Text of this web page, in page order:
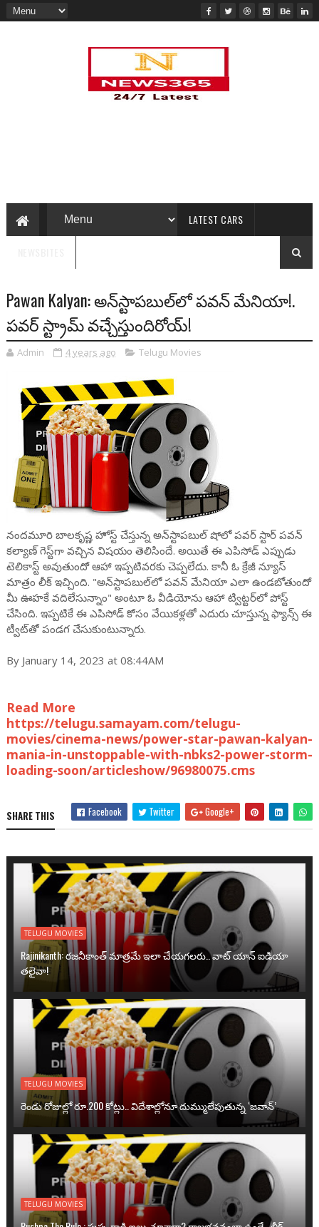
LATEST CARS
Pawan Kalyan: అన్‌స్టాపబుల్‌లో పవన్ మేనియా!.
పవర్ స్ట్రామ్ వచ్చేస్తుందిరోయ్!
Admin 4 years ago Telugu Movies
నందమూరి బాలకృష్ణ హోస్ట్ చేస్తున్న అన్‌స్టాపబుల్ షోలో పవర్ స్టార్ పవన్
కల్యాణ్ గెస్ట్‌గా వచ్చిన విషయం తెలిసిందే. అయితే ఈ ఎపిసోడ్ ఎప్పుడు
టెలికాస్ట్ అవుతుందో ఆహా ఇప్పటివరకు చెప్పలేదు. కానీ ఓ క్రేజీ న్యూస్
మాత్రం లీక్ ఇచ్చింది. "అన్‌స్టాపబుల్‌లో పవన్ మేనియా ఎలా ఉండబోతుందో
మీ ఊహకే వదిలేసున్నాం" అంటూ ఓ వీడియోను ఆహా ట్విట్టర్‌లో పోస్ట్
చేసింది. ఇప్పటికే ఈ ఎపిసోడ్ కోసం వేయికళ్లతో ఎదురు చూస్తున్న ఫ్యాన్స్ ఈ
ట్వీట్‌తో పండగ చేసుకుంటున్నారు.
By January 14, 2023 at 08:44AM
Read More
https://telugu.samayam.com/telugu-
movies/cinema-news/power-star-pawan-kalyan-
mania-in-unstoppable-with-nbks2-power-storm-
loading-soon/articleshow/96980075.cms
SHARE THIS Facebook Twitter Google+
TELUGU MOVIES
Rajinikanth: రజనీకాంత్ మాత్రమే ఇలా చేయగలరు.. వాట్ యాన్ ఐడియా
తలైవా!
TELUGU MOVIES
రెండు రోజుల్లో రూ.200 కోట్లు.. విదేశాల్లోనూ దుమ్ములేపుతున్న ‘జవాన్’
TELUGU MOVIES